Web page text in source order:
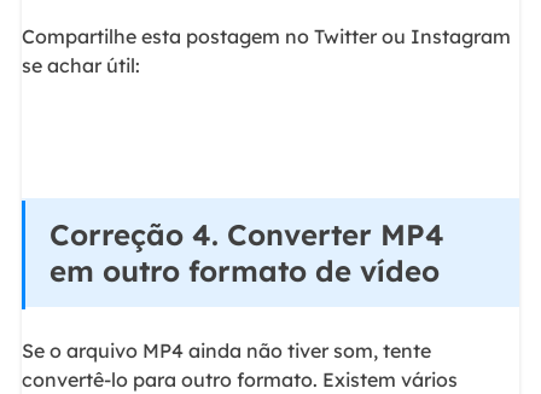
Compartilhe esta postagem no Twitter ou Instagram
se achar útil:
Correção 4. Converter MP4
em outro formato de vídeo
Se o arquivo MP4 ainda não tiver som, tente
convertê-lo para outro formato. Existem vários